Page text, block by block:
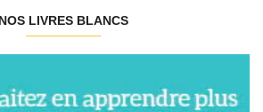
NOS LIVRES BLANCS